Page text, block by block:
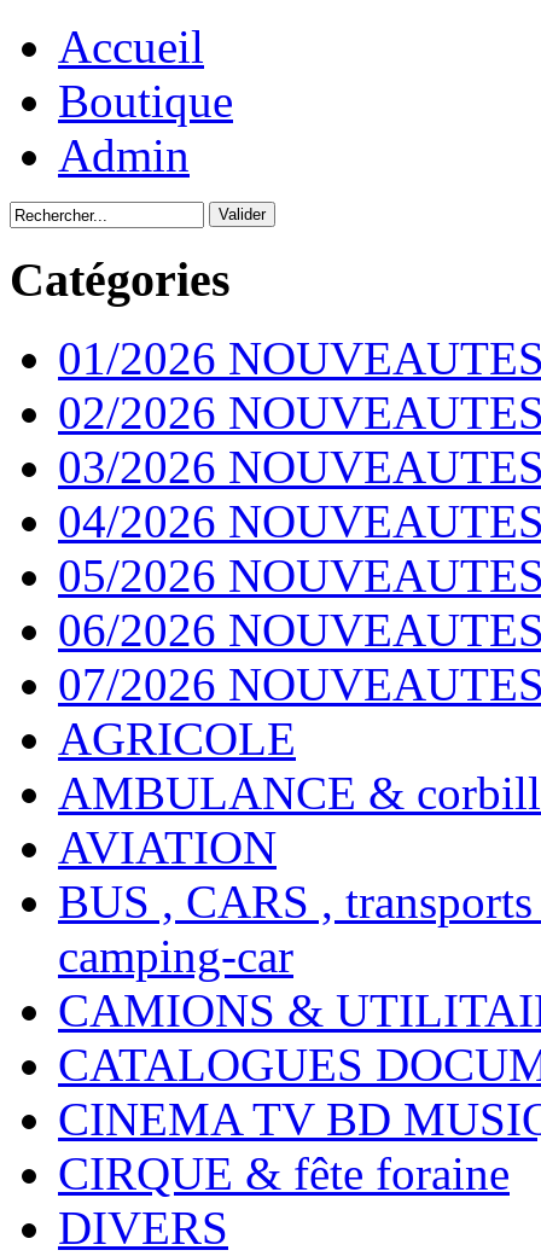
Accueil
Boutique
Admin
Catégories
01/2026
02/2026
03/2026
04/2026
05/2026
06/2026
07/2026
AGRICOLE
AMBULANCE &
AVIATION
BUS , CARS ,
camping-car
CAMIONS &
CATALOGUES
CINEMA TV BD
CIRQUE & fête foraine
DIVERS